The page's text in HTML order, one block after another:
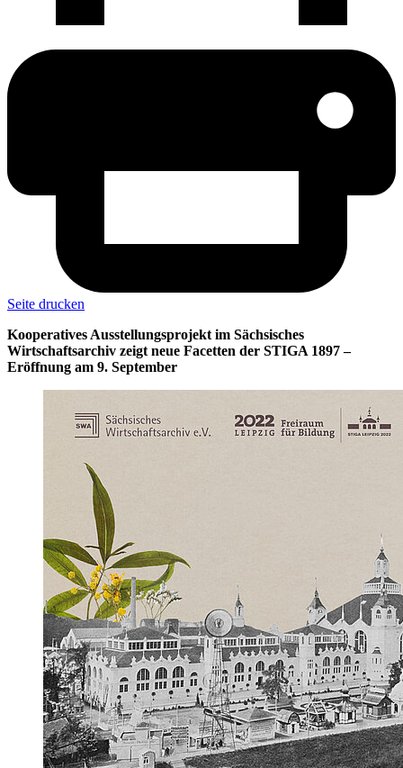
Seite drucken
Kooperatives Ausstellungsprojekt im Sächsisches
Wirtschaftsarchiv zeigt neue Facetten der STIGA 1897 –
Eröffnung am 9. September